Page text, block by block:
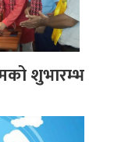
शुभारम्भ